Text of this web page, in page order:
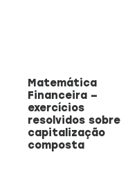
Matemática
Financeira –
exercícios
resolvidos sobre
capitalização
composta